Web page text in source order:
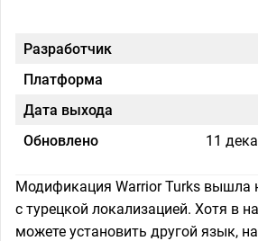
Разработчик
Платформа
Дата выхода
Обновлено
11
Модификация Warrior Turks вышла
с турецкой локализацией. Хотя в
можете установить другой язык,